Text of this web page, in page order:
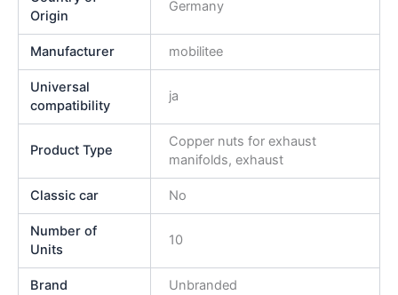
Origin
Germany
Manufacturer mobilitee
Universal
compatibility
ja
Product Type
Copper nuts for exhaust
manifolds, exhaust
Classic car No
Number of
Units
10
Brand Unbranded